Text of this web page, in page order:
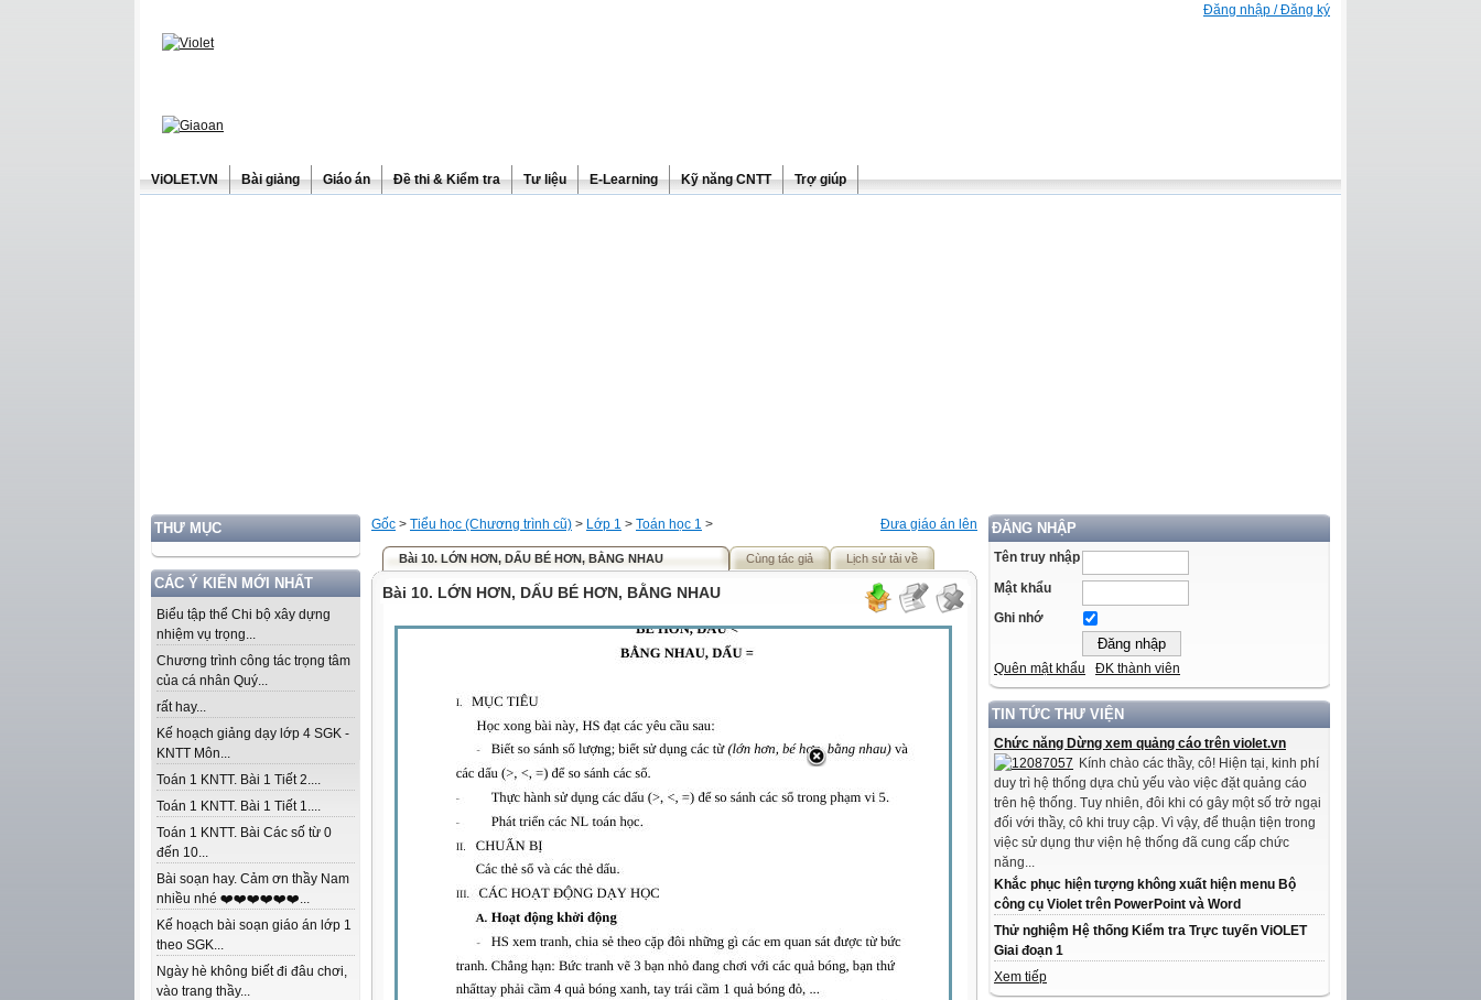
Đăng nhập / Đăng ký
ViOLET.VN Bài giảng Giáo án Đề thi & Kiểm tra Tư liệu E-Learning Kỹ năng CNTT Trợ giúp
THƯ MỤC
CÁC Ý KIẾN MỚI NHẤT
Biểu tập thể Chi bộ xây dựng
nhiệm vụ trọng...
Chương trình công tác trọng tâm
của cá nhân Quý...
rất hay...
Kế hoạch giảng dạy lớp 4 SGK -
KNTT Môn...
Toán 1 KNTT. Bài 1 Tiết 2....
Toán 1 KNTT. Bài 1 Tiết 1....
Toán 1 KNTT. Bài Các số từ 0
đến 10...
Bài soạn hay. Cảm ơn thầy Nam
nhiều nhé ❤️❤️❤️❤️❤️❤️...
Kế hoạch bài soạn giáo án lớp 1
theo SGK...
Ngày hè không biết đi đâu chơi,
vào trang thầy...
ĐĂNG NHẬP
Tên truy nhập
Mật khẩu
Ghi nhớ
Quên mật khẩu ĐK thành viên
TIN TỨC THƯ VIỆN
Chức năng Dừng xem quảng cáo trên violet.vn
Kính chào các thầy, cô! Hiện tại, kinh phí
duy trì hệ thống dựa chủ yếu vào việc đặt quảng cáo
trên hệ thống. Tuy nhiên, đôi khi có gây một số trở ngại
đối với thầy, cô khi truy cập. Vì vậy, để thuận tiện trong
việc sử dụng thư viện hệ thống đã cung cấp chức
năng...
Khắc phục hiện tượng không xuất hiện menu Bộ
công cụ Violet trên PowerPoint và Word
Thử nghiệm Hệ thống Kiểm tra Trực tuyến ViOLET
Giai đoạn 1
Xem tiếp
Đưa giáo án lên
Gốc > Tiểu học (Chương trình cũ) > Lớp 1 > Toán học 1 >
Bài 10. LỚN HƠN, DẤU BÉ HƠN, BẰNG NHAU Cùng tác giả Lịch sử tải về
Bài 10. LỚN HƠN, DẤU BÉ HƠN, BẰNG NHAU